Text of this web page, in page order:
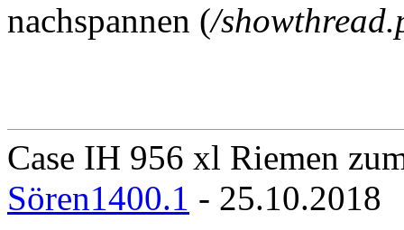
nachspannen (/
Case IH 956 xl Riemen
Sören1400.1 - 25.10.2018